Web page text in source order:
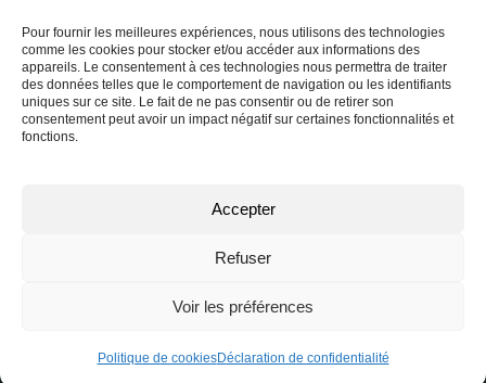
Pour fournir les meilleures expériences, nous utilisons des technologies
comme les cookies pour stocker et/ou accéder aux informations des
appareils. Le consentement à ces technologies nous permettra de traiter
des données telles que le comportement de navigation ou les identifiants
uniques sur ce site. Le fait de ne pas consentir ou de retirer son
consentement peut avoir un impact négatif sur certaines fonctionnalités et
fonctions.
Accepter
Refuser
Voir les préférences
Politique de cookiesDéclaration de confidentialité
Nom
Courriel ou téléphone